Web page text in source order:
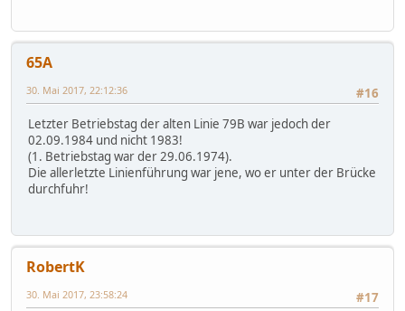
65A
#16
30. Mai 2017, 22:12:36
Letzter Betriebstag der alten Linie 79B war jedoch der
02.09.1984 und nicht 1983!
(1. Betriebstag war der 29.06.1974).
Die allerletzte Linienführung war jene, wo er unter der Brücke
durchfuhr!
RobertK
#17
30. Mai 2017, 23:58:24